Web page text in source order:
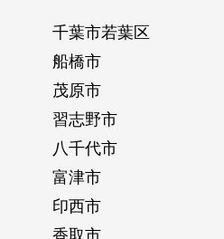
千葉市若葉区
船橋市
茂原市
習志野市
八千代市
富津市
印西市
香取市